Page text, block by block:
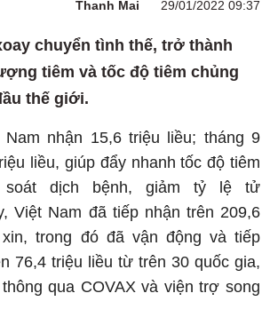
Thanh Mai 29/01/2022 09:37
chuyển tình thế, trở thành
tiêm và tốc độ tiêm chủng
thế giới.
Nam nhận 15,6 triệu liều; tháng 9
liều, giúp đẩy nhanh tốc độ tiêm
soát dịch bệnh, giảm tỷ lệ tử
Việt Nam đã tiếp nhận trên 209,6
trong đó đã vận động và tiếp
76,4 triệu liều từ trên 30 quốc gia,
qua COVAX và viện trợ song